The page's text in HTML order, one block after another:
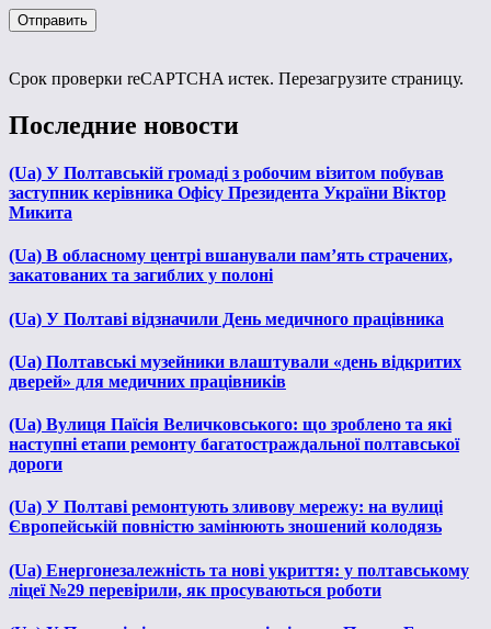
Срок проверки reCAPTCHA истек. Перезагрузите страницу.
Последние новости
(Ua) У Полтавській громаді з робочим візитом побував
заступник керівника Офісу Президента України Віктор
Микита
(Ua) В обласному центрі вшанували пам’ять страчених,
закатованих та загиблих у полоні
(Ua) У Полтаві відзначили День медичного працівника
(Ua) Полтавські музейники влаштували «день відкритих
дверей» для медичних працівників
(Ua) Вулиця Паїсія Величковського: що зроблено та які
наступні етапи ремонту багатостраждальної полтавської
дороги
(Ua) У Полтаві ремонтують зливову мережу: на вулиці
Європейській повністю замінюють зношений колодязь
(Ua) Енергонезалежність та нові укриття: у полтавському
ліцеї №29 перевірили, як просуваються роботи